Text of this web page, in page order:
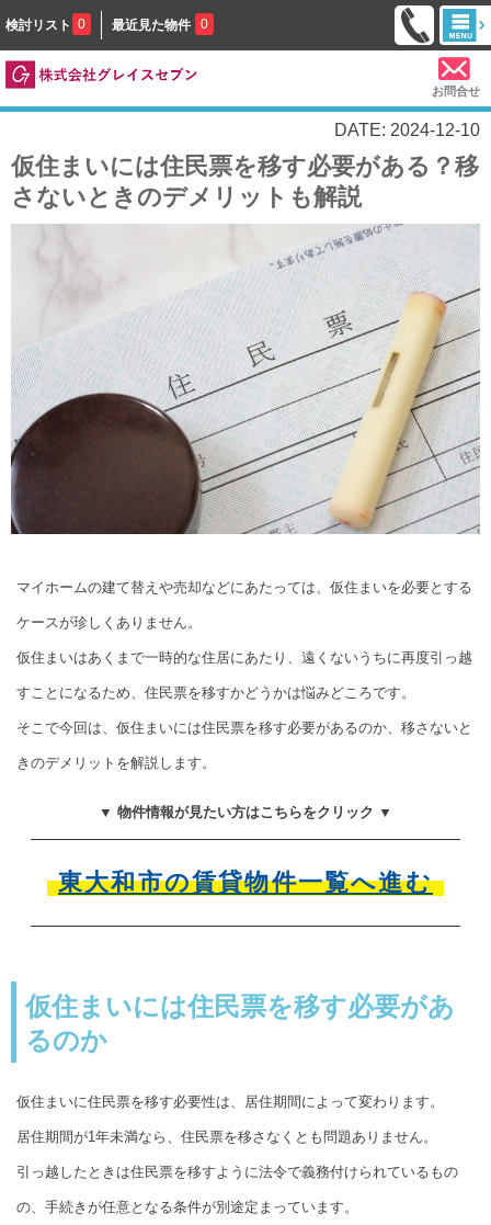
検討リスト 0 最近見た物件 0
お問合せ
DATE: 2024-12-10
仮住まいには住民票を移す必要がある？移
さないときのデメリットも解説
マイホームの建て替えや売却などにあたっては、仮住まいを必要とする
ケースが珍しくありません。
仮住まいはあくまで一時的な住居にあたり、遠くないうちに再度引っ越
すことになるため、住民票を移すかどうかは悩みどころです。
そこで今回は、仮住まいには住民票を移す必要があるのか、移さないと
きのデメリットを解説します。
▼ 物件情報が見たい方はこちらをクリック ▼
東大和市の賃貸物件一覧へ進む
仮住まいには住民票を移す必要があ
るのか
仮住まいに住民票を移す必要性は、居住期間によって変わります。
居住期間が1年未満なら、住民票を移さなくとも問題ありません。
引っ越したときは住民票を移すように法令で義務付けられているもの
の、手続きが任意となる条件が別途定まっています。